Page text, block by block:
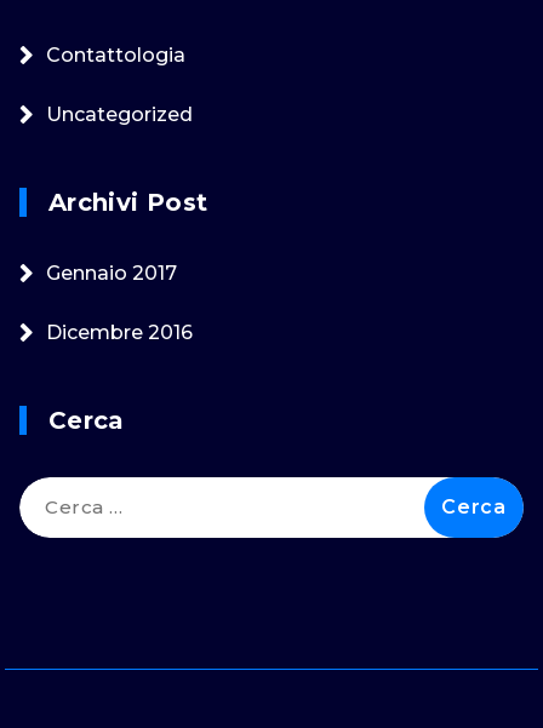
Contattologia
Uncategorized
Archivi Post
Gennaio 2017
Dicembre 2016
Cerca
Ricerca
per: